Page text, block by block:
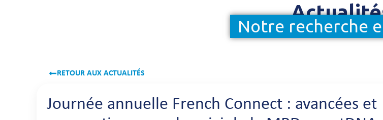
Notre recherche
RETOUR AUX ACTUALITÉS
Journée annuelle French Connect : avancées et